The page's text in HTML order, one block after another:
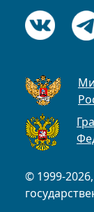
© 1999-